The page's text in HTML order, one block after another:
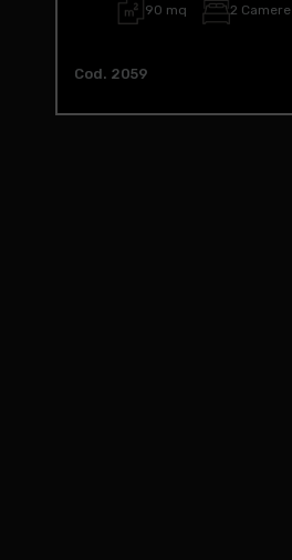
90 mq 2 Camere
Cod. 2059